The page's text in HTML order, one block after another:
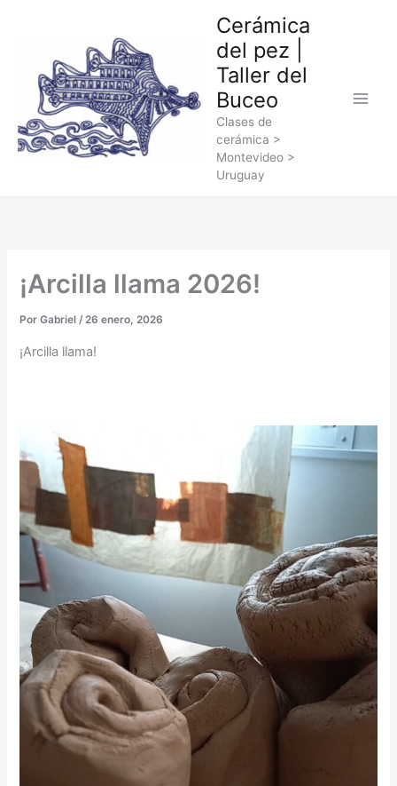
Cerámica
del pez |
Taller del
Buceo
Clases de
cerámica >
Montevideo >
Uruguay
¡Arcilla llama 2026!
PorGabriel/26 enero, 2026
¡Arcilla llama!